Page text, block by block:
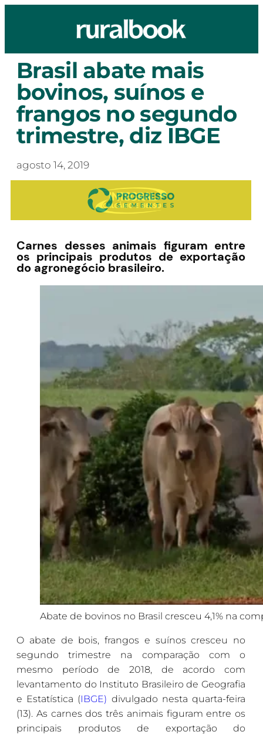
Brasil abate mais
bovinos, suínos e
frangos no segundo
trimestre, diz IBGE
agosto 14, 2019
Carnes desses animais figuram entre
os principais produtos de exportação
do agronegócio brasileiro.
Abate de bovinos no Brasil cresceu 4,1% na
O abate de bois, frangos e suínos cresceu no
segundo trimestre na comparação com o
mesmo período de 2018, de acordo com
levantamento do Instituto Brasileiro de Geografia
e Estatística (IBGE) divulgado nesta quarta-feira
(13). As carnes dos três animais figuram entre os
principais produtos de exportação do